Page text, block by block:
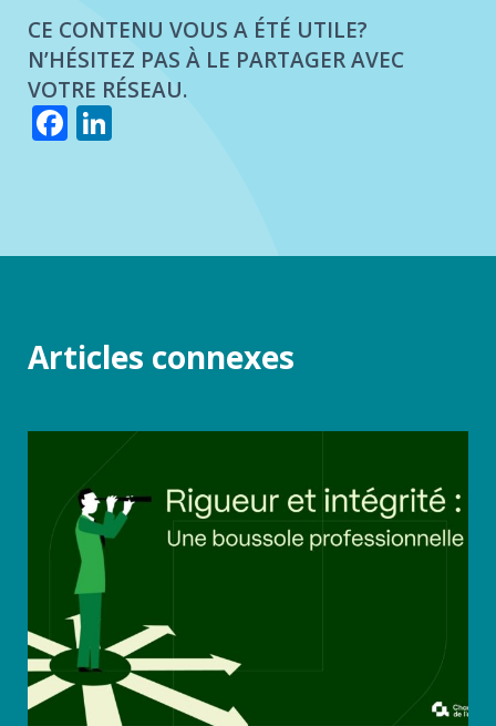
CE CONTENU VOUS A ÉTÉ UTILE?
N’HÉSITEZ PAS À LE PARTAGER AVEC
VOTRE RÉSEAU.
Facebook
Articles connexes